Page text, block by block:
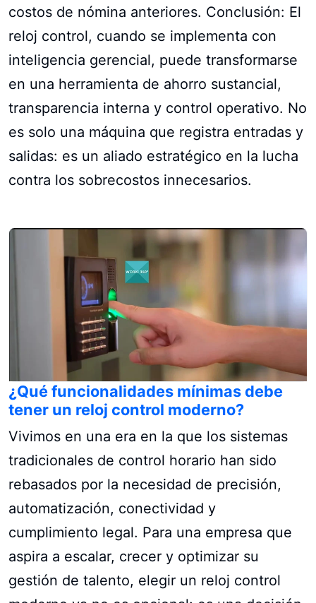
costos de nómina anteriores. Conclusión: El
reloj control, cuando se implementa con
inteligencia gerencial, puede transformarse
en una herramienta de ahorro sustancial,
transparencia interna y control operativo. No
es solo una máquina que registra entradas y
salidas: es un aliado estratégico en la lucha
contra los sobrecostos innecesarios.
¿Qué funcionalidades mínimas debe
tener un reloj control moderno?
Vivimos en una era en la que los sistemas
tradicionales de control horario han sido
rebasados por la necesidad de precisión,
automatización, conectividad y
cumplimiento legal. Para una empresa que
aspira a escalar, crecer y optimizar su
gestión de talento, elegir un reloj control